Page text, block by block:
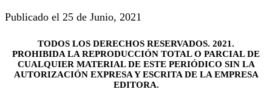
Publicado el 25 de Junio, 2021
TODOS LOS DERECHOS RESERVADOS. 2021.
PROHIBIDA LA REPRODUCCIÓN TOTAL O PARCIAL DE
CUALQUIER MATERIAL DE ESTE PERIÓDICO SIN LA
AUTORIZACIÓN EXPRESA Y ESCRITA DE LA EMPRESA
EDITORA.